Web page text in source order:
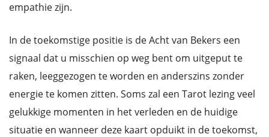
empathie zijn.
In de toekomstige positie is de Acht van Bekers een
signaal dat u misschien op weg bent om uitgeput te
raken, leeggezogen te worden en anderszins zonder
energie te komen zitten. Soms zal een Tarot lezing veel
gelukkige momenten in het verleden en de huidige
situatie en wanneer deze kaart opduikt in de toekomst,